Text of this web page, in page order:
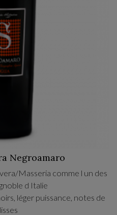
Negroamaro
Masseria comme l un des
d Italie
léger puissance, notes de